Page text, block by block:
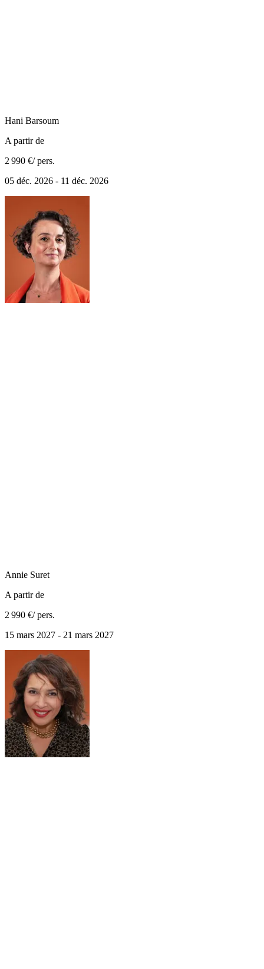
Hani Barsoum
A partir de
2 990 €/ pers.
05 déc. 2026 - 11 déc. 2026
Annie Suret
A partir de
2 990 €/ pers.
15 mars 2027 - 21 mars 2027